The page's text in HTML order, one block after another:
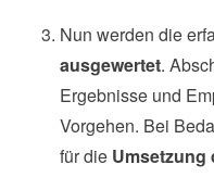
Nun werden die
ausgewertet.
Ergebnisse und
Vorgehen. Bei
für die Umsetzung